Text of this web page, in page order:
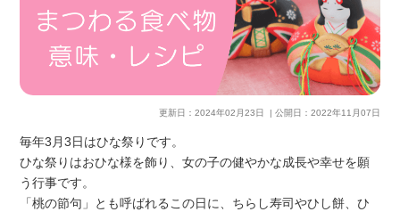
更新日： 2024年02月23日 | 公開日： 2022年11月07日
毎年3月3日はひな祭りです。
ひな祭りはおひな様を飾り、女の子の健やかな成長や幸せを願
う行事です。
「桃の節句」とも呼ばれるこの日に、ちらし寿司やひし餅、ひ